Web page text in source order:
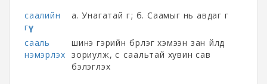
саалийн
гүү
а. Унагатай гүү; б. Саамыг нь авдаг гүү
сааль
нэмэрлэх
шинэ гэрийн бүрлэг хэмээн зан үйлд
зориулж, сүү саальтай хувин сав
бэлэглэх